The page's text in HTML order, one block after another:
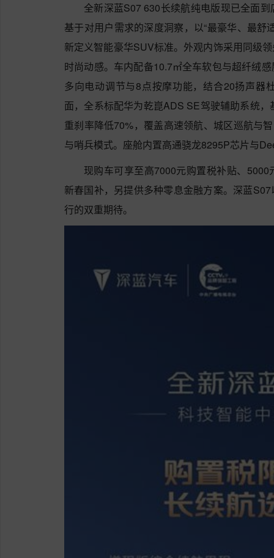
全新深蓝S07 630长续航纯电版现已全面
基于对用户需求的深度洞察，以“最豪华、最舒
新定义智能豪华SUV标准。外观内饰采用同级
时尚动感。车内配备10.7㎡全车软包与超纤绒
多向电动调节与8点按摩功能，结合20扬声器
面，全系标配华为乾崑ADS SE驾驶辅助系统
重刹率降低70%，覆盖高速领航、城区巡航与
与哨兵模式。座舱内置高通骁龙8295P芯片与
现购车可享至高7000元购置税补贴、
新春国补，另提供多种零息金融方案。深蓝
行的双重期待。